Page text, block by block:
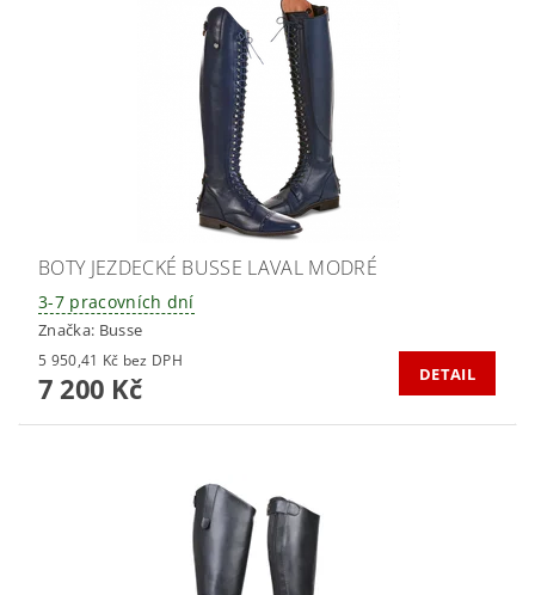
BOTY JEZDECKÉ BUSSE LAVAL MODRÉ
3-7 pracovních dní
Značka: Busse
5 950,41 Kč bez DPH
7 200 Kč DETAIL